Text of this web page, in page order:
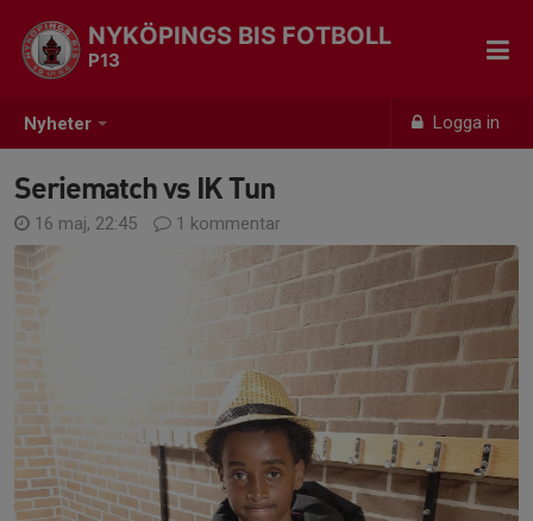
Nyheter Logga in
NYKÖPINGS BIS FOTBOLL
P13
Seriematch vs IK Tun
16 maj, 22:45 1 kommentar